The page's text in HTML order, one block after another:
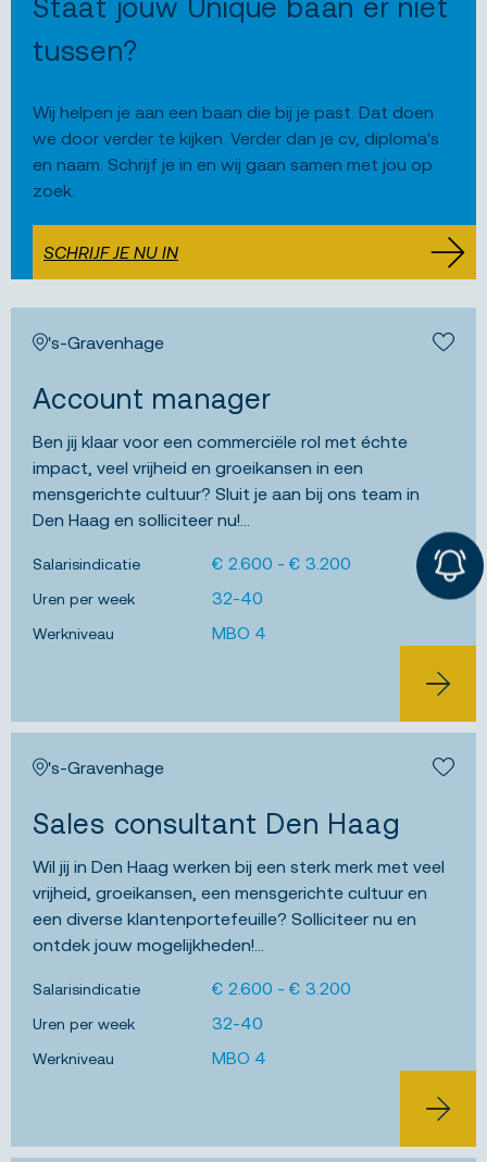
JOB ALERT
Staat jouw Unique baan er niet
tussen?
Wij helpen je aan een baan die bij je past. Dat doen
we door verder te kijken. Verder dan je cv, diploma's
en naam. Schrijf je in en wij gaan samen met jou op
zoek.
SCHRIJF JE NU IN
's-Gravenhage
Account manager
Ben jij klaar voor een commerciële rol met échte
impact, veel vrijheid en groeikansen in een
mensgerichte cultuur? Sluit je aan bij ons team in
Den Haag en solliciteer nu!...
Salarisindicatie € 2.600 - € 3.200
Uren per week 32-40
Werkniveau MBO 4
BEKIJK
's-Gravenhage
Sales consultant Den Haag
Wil jij in Den Haag werken bij een sterk merk met veel
vrijheid, groeikansen, een mensgerichte cultuur en
een diverse klantenportefeuille? Solliciteer nu en
ontdek jouw mogelijkheden!...
Salarisindicatie € 2.600 - € 3.200
Uren per week 32-40
Werkniveau MBO 4
BEKIJK